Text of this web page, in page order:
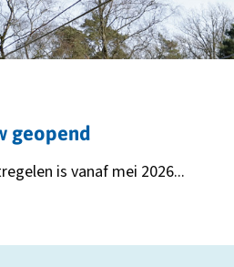
geopend
is vanaf mei 2026...